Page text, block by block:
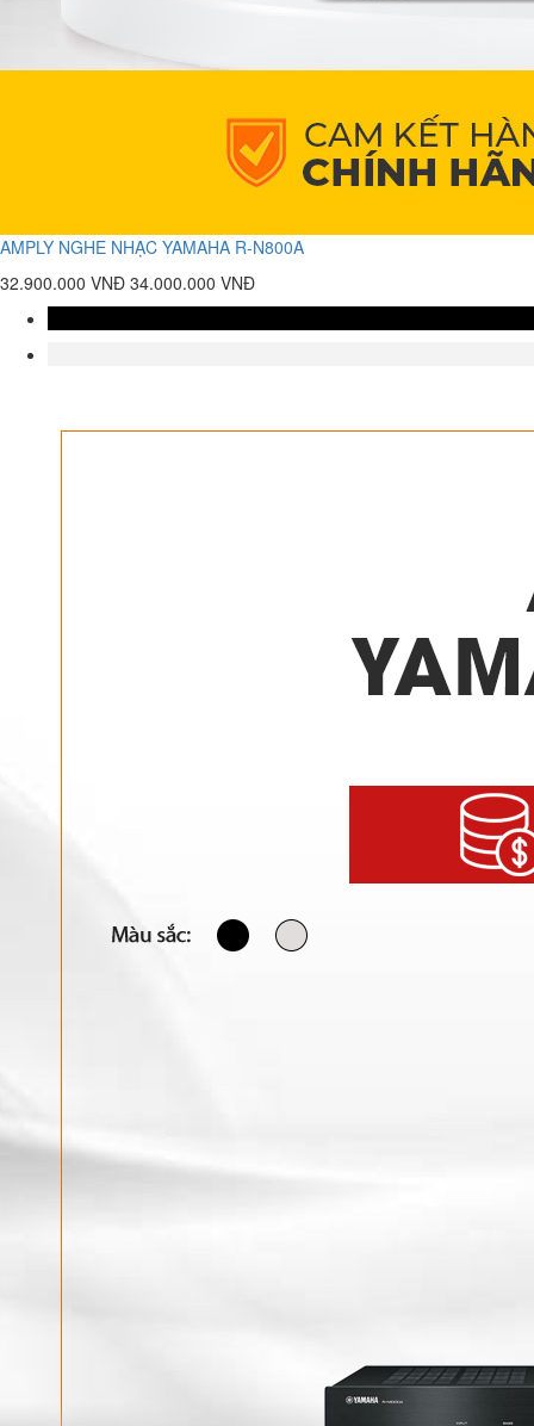
AMPLY NGHE NHẠC YAMAHA R-N800A
32.900.000 VNĐ 34.000.000 VNĐ